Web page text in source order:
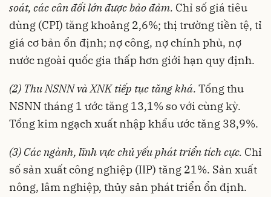
soát, các cân đối lớn được bảo đảm. Chỉ số giá tiêu
dùng (CPI) tăng khoảng 2,6%; thị trường tiền tệ, tỉ
giá cơ bản ổn định; nợ công, nợ chính phủ, nợ
nước ngoài quốc gia thấp hơn giới hạn quy định.
(2) Thu NSNN và XNK tiếp tục tăng khá. Tổng thu
NSNN tháng 1 ước tăng 13,1% so với cùng kỳ.
Tổng kim ngạch xuất nhập khẩu ước tăng 38,9%.
(3) Các ngành, lĩnh vực chủ yếu phát triển tích cực. Chỉ
số sản xuất công nghiệp (IIP) tăng 21%. Sản xuất
nông, lâm nghiệp, thủy sản phát triển ổn định.